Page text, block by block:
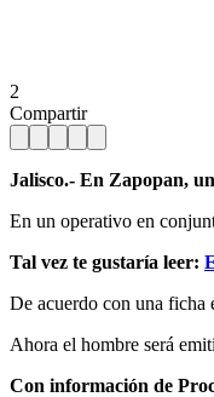
2
Compartir
Jalisco.- En Zapopan,
En un operativo en
Tal vez te gustaría leer:
De acuerdo con una ficha
Ahora el hombre será
Con información de